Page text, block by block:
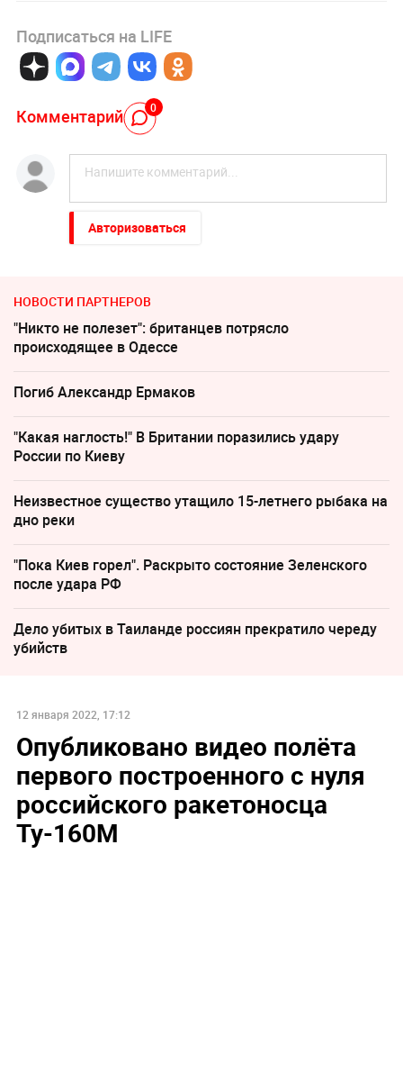
Подписаться на LIFE
Комментарий 0
Авторизоваться
НОВОСТИ ПАРТНЕРОВ
"Никто не полезет": британцев потрясло
происходящее в Одессе
Погиб Александр Ермаков
"Какая наглость!" В Британии поразились удару
России по Киеву
Неизвестное существо утащило 15-летнего рыбака на
дно реки
"Пока Киев горел". Раскрыто состояние Зеленского
после удара РФ
Дело убитых в Таиланде россиян прекратило череду
убийств
12 января 2022, 17:12
Опубликовано видео полёта
первого построенного с нуля
российского ракетоносца
Ту-160М